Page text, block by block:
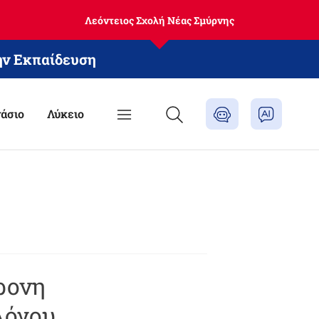
Λεόντειος Σχολή Νέας Σμύρνης
Εκπαίδευση
Λύκειο